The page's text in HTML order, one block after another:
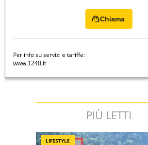
Chiama
Per info su servizi e tariffe:
www.1240.it
PIÙ LETTI
LIFESTYLE